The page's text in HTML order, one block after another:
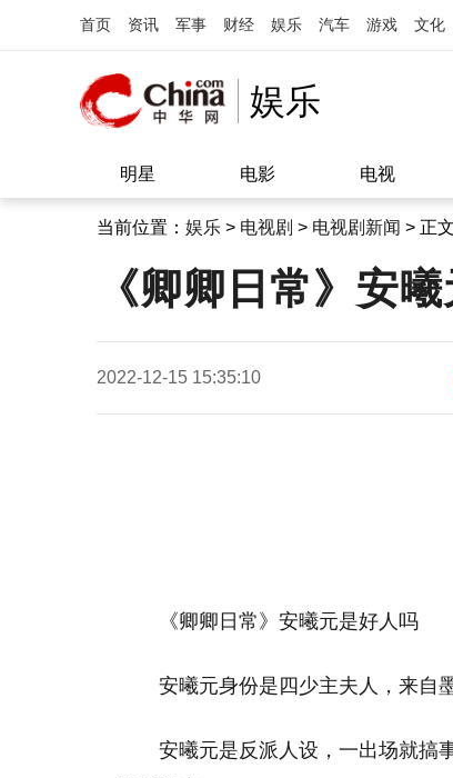
首页 资讯 军事 财经 娱乐 汽车 游戏 文化
娱乐
明星 电影 电视
当前位置： 娱乐 > 电视剧 > 电视剧新闻 > 正文
《卿卿日常》安
2022-12-15 15:35:10
《卿卿日常》安曦元是好人吗
安曦元身份是四少主夫人，来自
安曦元是反派人设，一出场就搞